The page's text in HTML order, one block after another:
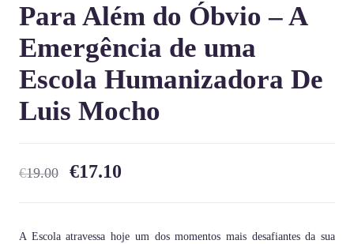
Para Além do Óbvio – A
Emergência de uma
Escola Humanizadora De
Luis Mocho
€19.00 €17.10
A Escola atravessa hoje um dos momentos mais desafiantes da sua